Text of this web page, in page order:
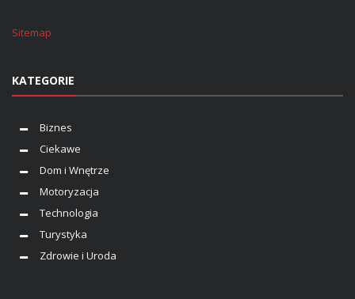
Sitemap
KATEGORIE
Biznes
Ciekawe
Dom i Wnętrze
Motoryzacja
Technologia
Turystyka
Zdrowie i Uroda